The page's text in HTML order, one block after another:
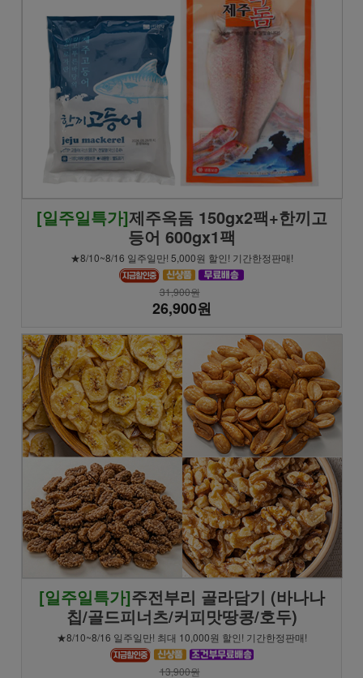
[일주일특가]제주옥돔 150gx2팩+한끼고
등어 600gx1팩
★8/10~8/16 일주일만! 5,000원 할인! 기간한정판매!
31,900원
26,900원
[일주일특가]주전부리 골라담기 (바나나
칩/골드피너츠/커피맛땅콩/호두)
★8/10~8/16 일주일만! 최대 10,000원 할인! 기간한정판매!
13,900원